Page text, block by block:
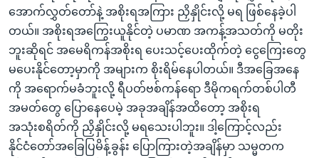
အောက်လွှတ်တော်နဲ့ အစိုးရအကြား ညှိနှိုင်းလို့ မရ ဖြစ်နေခဲ့ပါ
တယ်။ အစိုးရအကြွေးယူနိုင်တဲ့ ပမာဏ အကန့်အသတ်ကို မတိုး
ဘူးဆိုရင် အမေရိကန်အစိုးရ ပေးသင့်ပေးထိုက်တဲ့ ငွေကြေးတွေ
မပေးနိုင်တော့မှာကို အများက စိုးရိမ်နေပါတယ်။ ဒီအခြေအနေ
ကို အရောက်မခံဘူးလို့ ရီပတ်ဗစ်ကန်ရော ဒီမိုကရက်တစ်ပါတီ
အမတ်တွေ ပြောနေပေမဲ့ အခုအချိန်အထိတော့ အစိုးရ
အသုံးစရိတ်ကို ညှိနှိုင်းလို့ မရသေးပါဘူး။ ဒါ့ကြောင့်လည်း
နိုင်ငံတော်အခြေပြမိန့်ခွန်း ပြောကြားတဲ့အချိန်မှာ သမ္မတက